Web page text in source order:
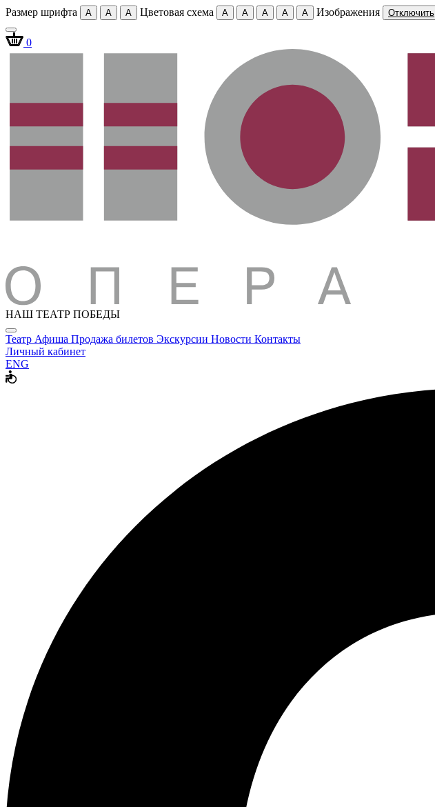
Размер шрифта A A A Цветовая схема A A A A A Изображения Отключить
0
НАШ ТЕАТР ПОБЕДЫ
Театр Афиша Продажа билетов Экскурсии Новости Контакты
Личный кабинет
ENG